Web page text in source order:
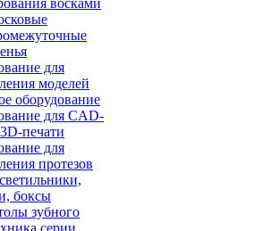
восками
для
моделей
оборудование
для CAD-
печати
для
протезов
боксы
зубного
серии